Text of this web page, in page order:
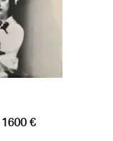
1600 €